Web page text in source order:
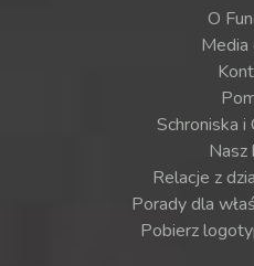
O
Media
Schroniska i
Nasz
Relacje z
Porady dla
Pobierz